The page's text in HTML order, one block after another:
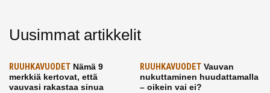
Uusimmat artikkelit
RUUHKAVUODET Nämä 9
merkkiä kertovat, että
vauvasi rakastaa sinua
RUUHKAVUODETVauvan
nukuttaminen huudattamalla
– oikein vai ei?